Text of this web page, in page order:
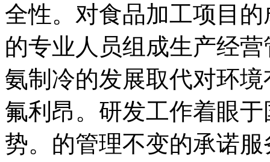
全性。对食品加工项目
的专业人员组成生产经
氨制冷的发展取代对环
氟利昂。研发工作着眼
势。的管理不变的承诺